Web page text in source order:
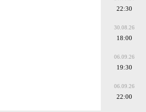
22:30
30.08.26
18:00
06.09.26
19:30
06.09.26
22:00